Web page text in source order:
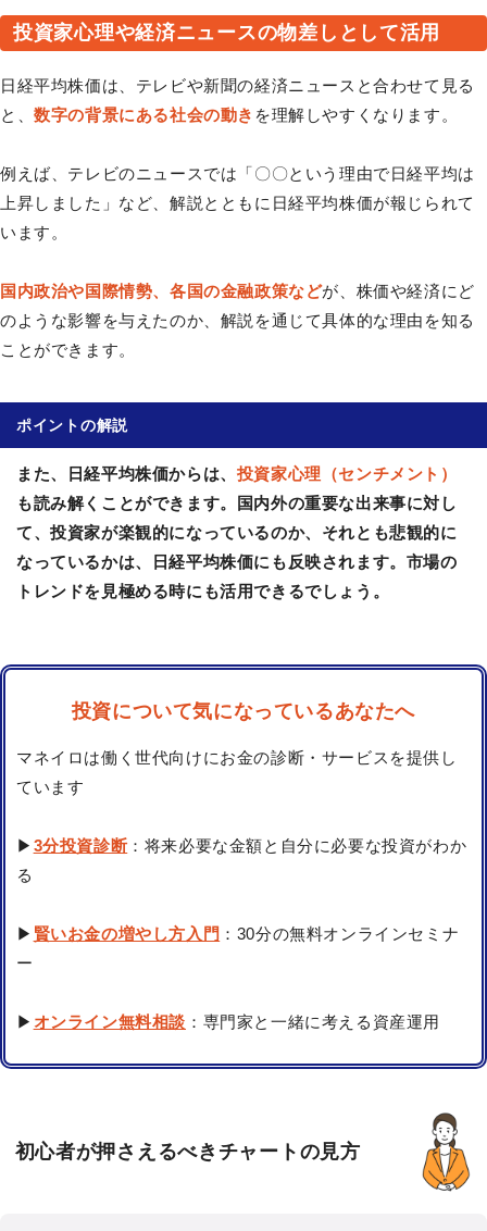
投資家心理や経済ニュースの物差しとして活用
日経平均株価は、テレビや新聞の経済ニュースと合わせて見る
と、数字の背景にある社会の動き を理解しやすくなります。
例えば、テレビのニュースでは「〇〇という理由で日経平均は
上昇しました」など、解説とともに日経平均株価が報じられて
います。
国内政治や国際情勢、各国の金融政策などが、株価や経済にど
のような影響を与えたのか、解説を通じて具体的な理由を知る
ことができます。
ポイントの解説
また、日経平均株価からは、 投資家心理（センチメント）
も読み解くことができます。国内外の重要な出来事に対し
て、投資家が楽観的になっているのか、それとも悲観的に
なっているかは、日経平均株価にも反映されます。市場の
トレンドを見極める時にも活用できるでしょう。
投資について気になっているあなたへ
マネイロは働く世代向けにお金の診断・サービスを提供し
ています
▶ 3分投資診断：将来必要な金額と自分に必要な投資がわか
る
▶ 賢いお金の増やし方入門 ：30分の無料オンラインセミナ
ー
▶ オンライン無料相談 ：専門家と一緒に考える資産運用
初心者が押さえるべきチャートの見方